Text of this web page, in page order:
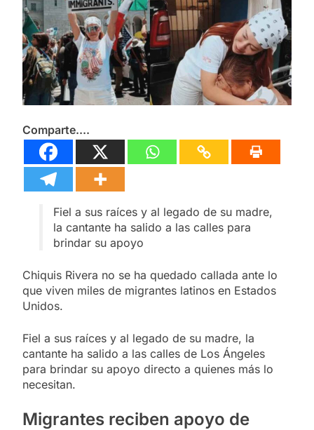
«Charro» Carvajal, Obra Impulsada
Por Alfonso Sánchez García
Agosto 6, 2026
Invita Ayuntamiento de San Pablo
del Monte a la Feria de la Salud
este 8 de agosto
Agosto 6, 2026
El respaldo ciudadano fortalece a
Ana Lilia Rivera frente a la guerra
sucia
Agosto 6, 2026
Meneses: Prd Tlaxcala
Agosto 6, 2026
Comparte....
Fiel a sus raíces y al legado de su madre,
la cantante ha salido a las calles para
brindar su apoyo
Chiquis Rivera no se ha quedado callada ante lo
que viven miles de migrantes latinos en Estados
Unidos.
Fiel a sus raíces y al legado de su madre, la
cantante ha salido a las calles de Los Ángeles
para brindar su apoyo directo a quienes más lo
necesitan.
Migrantes reciben apoyo de